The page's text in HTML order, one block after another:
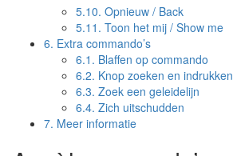
5.10. Opnieuw / Back
5.11. Toon het mij / Show me
6. Extra commando’s
6.1. Blaffen op commando
6.2. Knop zoeken en indrukken
6.3. Zoek een geleidelijn
6.4. Zich uitschudden
7. Meer informatie